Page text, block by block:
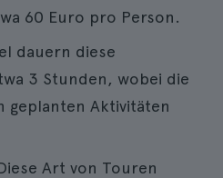
60 Euro pro Person.
dauern diese
3 Stunden, wobei die
geplanten Aktivitäten
Art von Touren